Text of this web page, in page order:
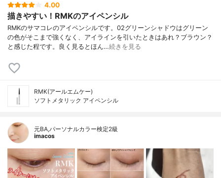
4.00
描きやすい！RMKのアイペンシル
RMKのサマコレのアイペンシルです。02グリーンシャドウはグリーン
の色がそこまで強くなく、アイラインを引いたときはあれ？ブラウン？
と感じた程です。良く見るとほん…続きを見る
RMK(アールエムケー)
ソフトメタリック アイペンシル
元BA,パーソナルカラー検定2級
imacos